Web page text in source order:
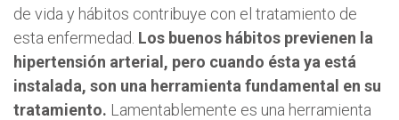
de vida y hábitos contribuye con el tratamiento de
esta enfermedad. Los buenos hábitos previenen la
hipertensión arterial, pero cuando ésta ya está
instalada, son una herramienta fundamental en su
tratamiento. Lamentablemente es una herramienta